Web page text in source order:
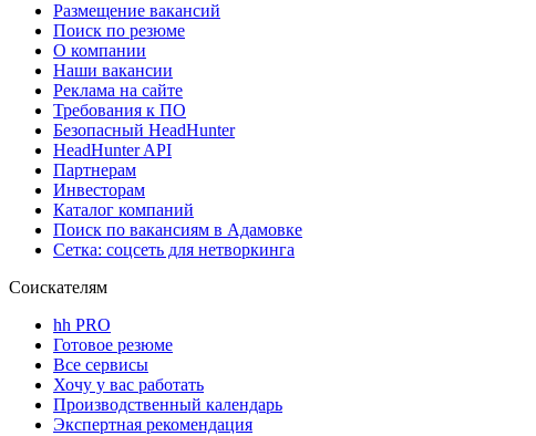
Размещение вакансий
Поиск по резюме
О компании
Наши вакансии
Реклама на сайте
Требования к ПО
Безопасный HeadHunter
HeadHunter API
Партнерам
Инвесторам
Каталог компаний
Поиск по вакансиям в Адамовке
Сетка: соцсеть для нетворкинга
Соискателям
hh PRO
Готовое резюме
Все сервисы
Хочу у вас работать
Производственный календарь
Экспертная рекомендация